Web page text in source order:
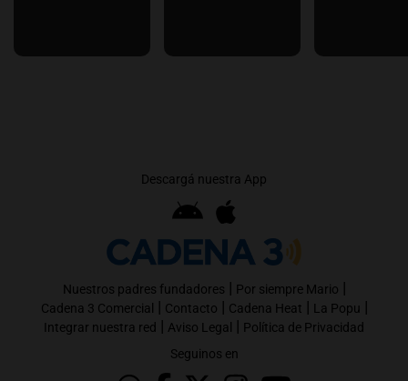
Descargá nuestra App
Nuestros padres fundadores | Por siempre Mario |
Cadena 3 Comercial | Contacto | Cadena Heat | La Popu |
Integrar nuestra red | Aviso Legal | Política de Privacidad
Seguinos en